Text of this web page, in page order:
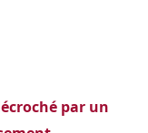
par un